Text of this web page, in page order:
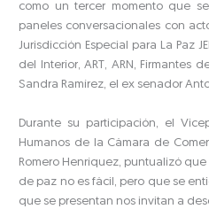
como un tercer momento que
paneles conversacionales con
Jurisdicción Especial para La Paz
del Interior, ART, ARN, Firmantes
Sandra Ramírez, el ex senador
Durante su participación, el
Humanos de la Cámara de
Romero Henríquez, puntualizó
de paz no es fácil, pero que se
que se presentan nos invitan a